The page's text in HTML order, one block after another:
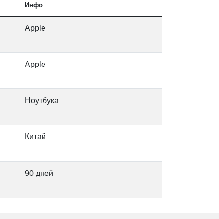
Инфо
Apple
Apple
Ноутбука
Китай
90 дней